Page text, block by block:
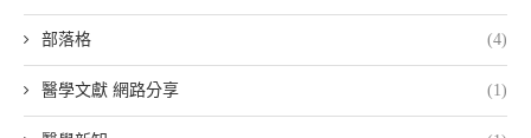
部落格 (4)
醫學文獻 網路分享 (1)